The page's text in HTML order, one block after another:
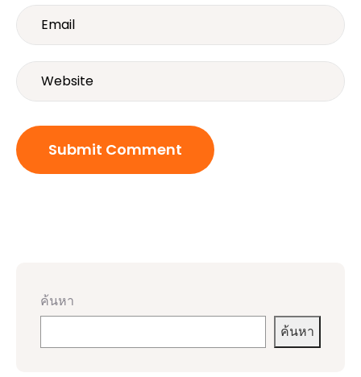
ค้นหา
ค้นหา